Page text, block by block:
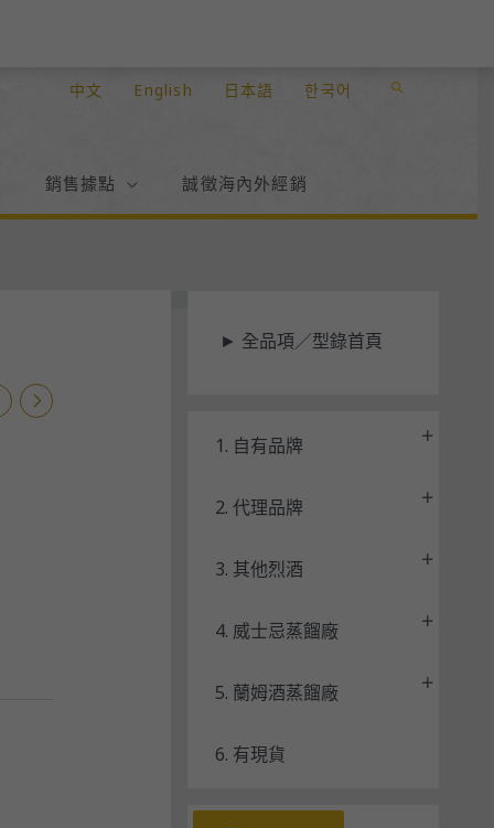
中文 English 日本語 한국어
搜
銷售據點 誠徵海內外經銷
► 全品項／型錄首頁
1. 自有品牌
2. 代理品牌
3. 其他烈酒
4. 威士忌蒸餾廠
5. 蘭姆酒蒸餾廠
6. 有現貨